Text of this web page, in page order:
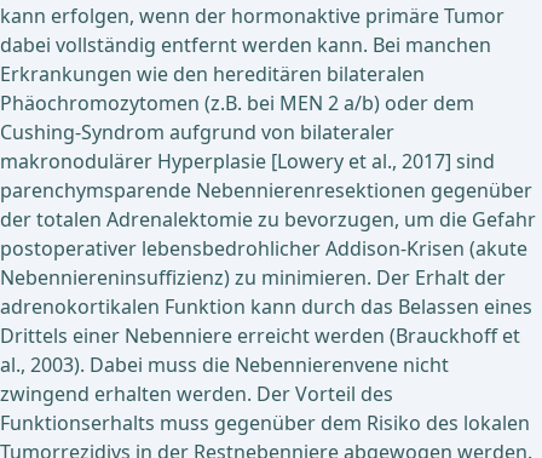
kann erfolgen, wenn der hormonaktive primäre Tumor
dabei vollständig entfernt werden kann. Bei manchen
Erkrankungen wie den hereditären bilateralen
Phäochromozytomen (z.B. bei MEN 2 a/b) oder dem
Cushing-Syndrom aufgrund von bilateraler
makronodulärer Hyperplasie [Lowery et al., 2017] sind
parenchymsparende Nebennierenresektionen gegenüber
der totalen Adrenalektomie zu bevorzugen, um die Gefahr
postoperativer lebensbedrohlicher Addison-Krisen (akute
Nebenniereninsuffizienz) zu minimieren. Der Erhalt der
adrenokortikalen Funktion kann durch das Belassen eines
Drittels einer Nebenniere erreicht werden (Brauckhoff et
al., 2003). Dabei muss die Nebennierenvene nicht
zwingend erhalten werden. Der Vorteil des
Funktionserhalts muss gegenüber dem Risiko des lokalen
Tumorrezidivs in der Restnebenniere abgewogen werden.